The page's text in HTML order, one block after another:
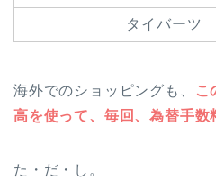
タイバーツ
海外でのショッピングも、
こ
高を使って、毎回、為替手数
た・だ・し。